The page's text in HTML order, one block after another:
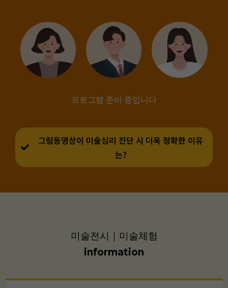
프로그램 준비 중입니다
그림동영상이 미술심리 진단 시 더욱 정확한 이유
는?
미술전시｜미술체험
information